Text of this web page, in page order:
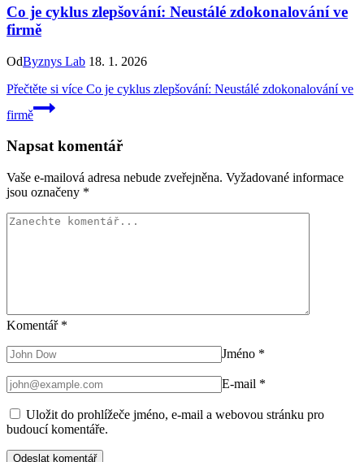
Co je cyklus zlepšování: Neustálé zdokonalování ve
firmě
OdByznys Lab 18. 1. 2026
Přečtěte si více Co je cyklus zlepšování: Neustálé zdokonalování ve
firmě
Napsat komentář
Vaše e-mailová adresa nebude zveřejněna. Vyžadované informace
jsou označeny *
Komentář *
Jméno *
E-mail *
Uložit do prohlížeče jméno, e-mail a webovou stránku pro
budoucí komentáře.